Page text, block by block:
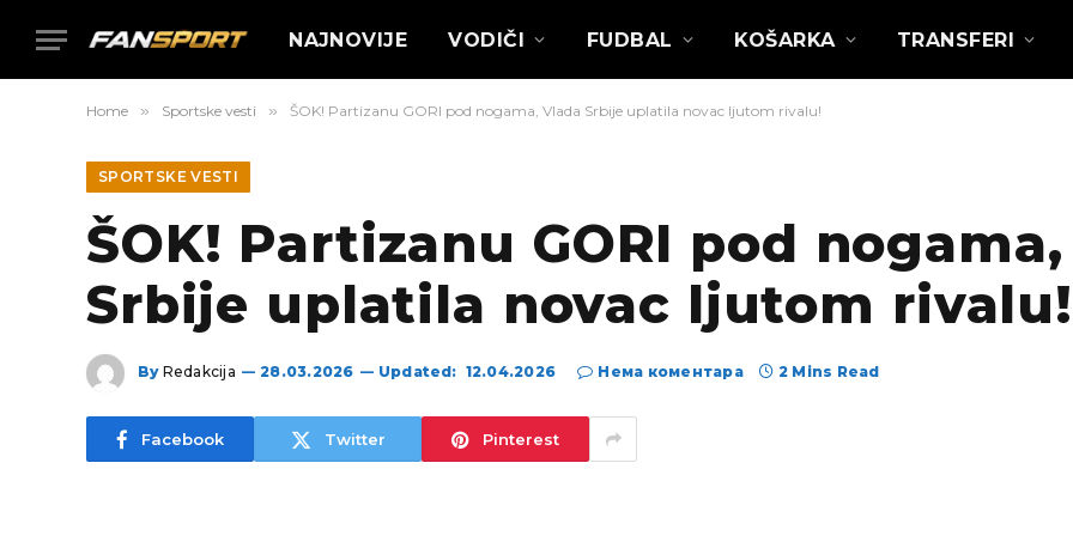
NAJNOVIJE VODIČI FUDBAL KOŠARKA TRANSFERI
Home » Sportske vesti » ŠOK! Partizanu GORI pod nogama, Vlada Srbije uplatila novac ljutom rivalu!
SPORTSKE VESTI
ŠOK! Partizanu GORI pod
Srbije uplatila novac ljutom rivalu!
By Redakcija 28.03.2026 Updated: 12.04.2026 Нема коментара 2 Mins Read
Facebook Twitter Pinterest